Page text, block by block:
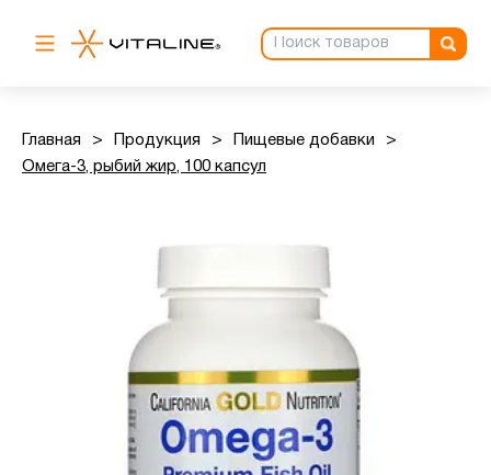
Главная > Продукция > Пищевые добавки
>
Омега-3, рыбий жир, 100 капсул